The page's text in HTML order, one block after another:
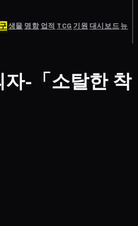
생물 명함 업적 TCG기원 대시보드뉴
자-「소탈한 착